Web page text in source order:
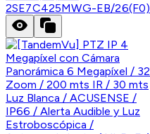
2SE7C425MWG-EB/26(F0)